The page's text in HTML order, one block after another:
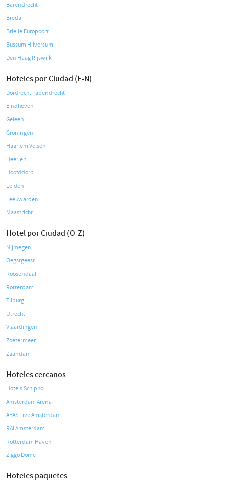
Barendrecht
Breda
Brielle Europoort
Bussum Hilversum
Den Haag Rijswijk
Hoteles por Ciudad (E-N)
Dordrecht Papendrecht
Eindhoven
Geleen
Groningen
Haarlem Velsen
Heerlen
Hoofddorp
Leiden
Leeuwarden
Maastricht
Hotel por Ciudad (O-Z)
Nijmegen
Oegstgeest
Roosendaal
Rotterdam
Tilburg
Utrecht
Vlaardingen
Zoetermeer
Zaandam
Hoteles cercanos
Hotels Schiphol
Amsterdam Arena
AFAS Live Amsterdam
RAI Amsterdam
Rotterdam Haven
Ziggo Dome
Hoteles paquetes